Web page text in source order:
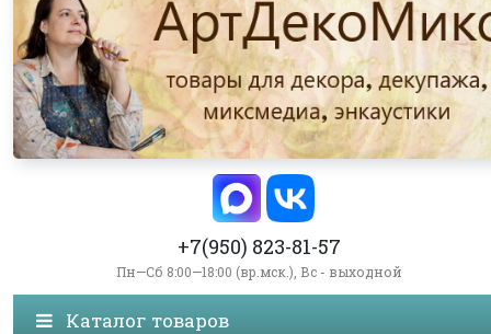
+7(950) 823-81-57
Пн—Сб 8:00—18:00 (вр.мск.), Вс - выходной
Каталог товаров